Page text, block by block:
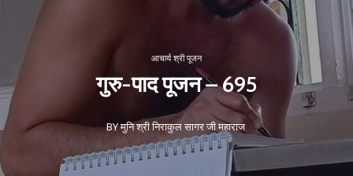
आचार्य श्री पूजन
गुरु-पाद पूजन – 695
BY मुनि श्री निराकुल सागर जी महाराज